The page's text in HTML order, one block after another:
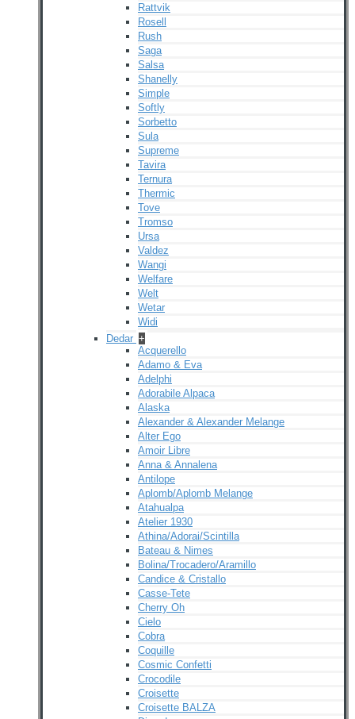
Rattvik
Rosell
Rush
Saga
Salsa
Shanelly
Simple
Softly
Sorbetto
Sula
Supreme
Tavira
Ternura
Thermic
Tove
Tromso
Ursa
Valdez
Wangi
Welfare
Welt
Wetar
Widi
Dedar +
Acquerello
Adamo & Eva
Adelphi
Adorabile Alpaca
Alaska
Alexander & Alexander Melange
Alter Ego
Amoir Libre
Anna & Annalena
Antilope
Aplomb/Aplomb Melange
Atahualpa
Atelier 1930
Athina/Adorai/Scintilla
Bateau & Nimes
Bolina/Trocadero/Aramillo
Candice & Cristallo
Casse-Tete
Cherry Oh
Cielo
Cobra
Coquille
Cosmic Confetti
Crocodile
Croisette
Croisette BALZA